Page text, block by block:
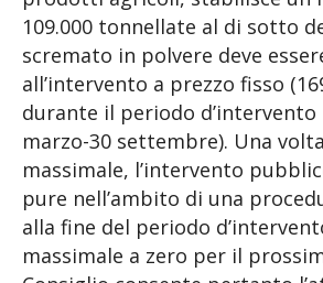
109.000 tonnellate al di sotto
scremato in polvere deve
all’intervento a prezzo fisso
durante il periodo d’intervento
marzo-30 settembre). Una
massimale, l’intervento
pure nell’ambito di una
alla fine del periodo
massimale a zero per il